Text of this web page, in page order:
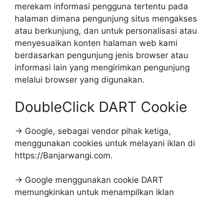
merekam informasi pengguna tertentu pada
halaman dimana pengunjung situs mengakses
atau berkunjung, dan untuk personalisasi atau
menyesuaikan konten halaman web kami
berdasarkan pengunjung jenis browser atau
informasi lain yang mengirimkan pengunjung
melalui browser yang digunakan.
DoubleClick DART Cookie
→ Google, sebagai vendor pihak ketiga,
menggunakan cookies untuk melayani iklan di
https://Banjarwangi.com.
→ Google menggunakan cookie DART
memungkinkan untuk menampilkan iklan